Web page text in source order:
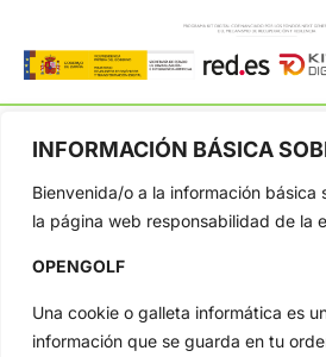
INFORMACIÓN BÁSICA
Bienvenida/o a la información básica
la página web responsabilidad de la
OPENGOLF
Una cookie o galleta informática es
información que se guarda en tu
OpenGolf ofrece toda la
profesional y amateur, resultados en
Jon Rahm, LIV Golf, PGA Tour, Ryder
Categorias
Inicio